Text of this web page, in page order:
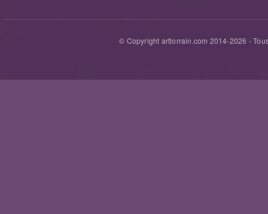
© Copyright artlorrain.com 2014-2026 -